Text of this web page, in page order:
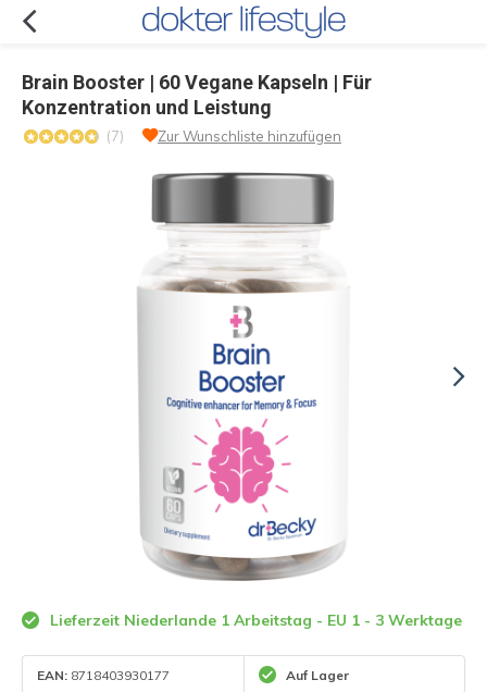
Brain Booster | 60 Vegane Kapseln | Für
Konzentration und Leistung
(7) Zur Wunschliste hinzufügen
Lieferzeit Niederlande 1 Arbeitstag - EU 1 - 3 Werktage
EAN: 8718403930177 Auf Lager